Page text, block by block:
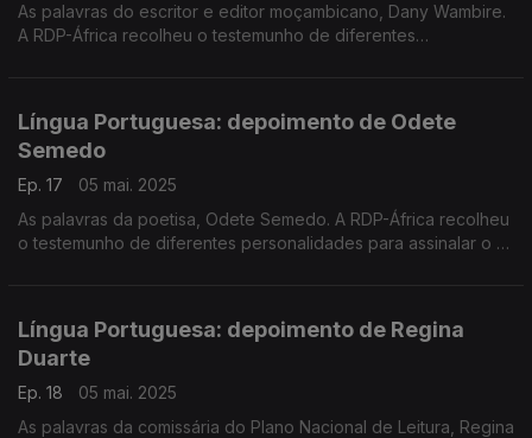
As palavras do escritor e editor moçambicano, Dany Wambire.
A RDP-África recolheu o testemunho de diferentes
Língua Portuguesa: depoimento de Odete
Semedo
Ep. 17
05 mai. 2025
As palavras da poetisa, Odete Semedo. A RDP-África recolheu
o testemunho de diferentes personalidades para assinalar o 5
Língua Portuguesa: depoimento de Regina
Duarte
Ep. 18
05 mai. 2025
As palavras da comissária do Plano Nacional de Leitura, Regina